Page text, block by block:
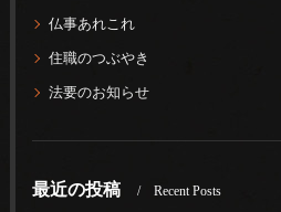
仏事あれこれ
住職のつぶやき
法要のお知らせ
最近の投稿 Recent Posts